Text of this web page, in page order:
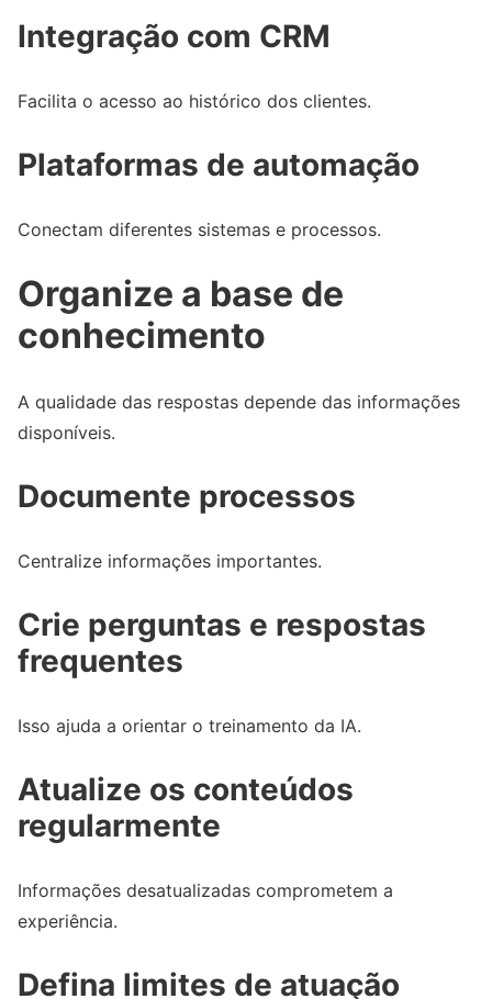
Integração com CRM
Facilita o acesso ao histórico dos clientes.
Plataformas de automação
Conectam diferentes sistemas e processos.
Organize a base de
conhecimento
A qualidade das respostas depende das informações
disponíveis.
Documente processos
Centralize informações importantes.
Crie perguntas e respostas
frequentes
Isso ajuda a orientar o treinamento da IA.
Atualize os conteúdos
regularmente
Informações desatualizadas comprometem a
experiência.
Defina limites de atuação